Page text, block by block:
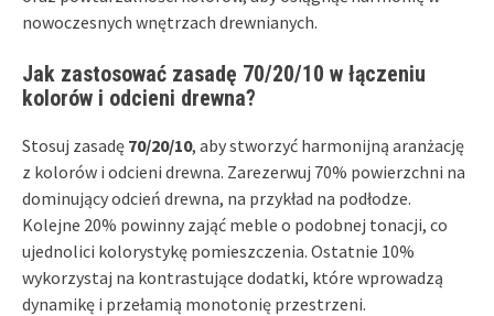
nowoczesnych wnętrzach drewnianych.
Jak zastosować zasadę 70/20/10 w łączeniu
kolorów i odcieni drewna?
Stosuj zasadę 70/20/10, aby stworzyć harmonijną aranżację
z kolorów i odcieni drewna. Zarezerwuj 70% powierzchni na
dominujący odcień drewna, na przykład na podłodze.
Kolejne 20% powinny zająć meble o podobnej tonacji, co
ujednolici kolorystykę pomieszczenia. Ostatnie 10%
wykorzystaj na kontrastujące dodatki, które wprowadzą
dynamikę i przełamią monotonię przestrzeni.